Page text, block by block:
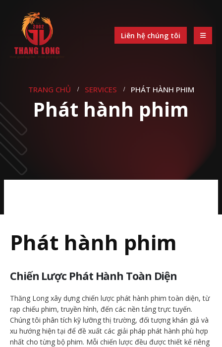
Liên hệ chúng tôi
TRANG CHỦ SERVICES PHÁT HÀNH PHIM
Phát hành phim
Phát hành phim
Chiến Lược Phát Hành Toàn Diện
Thăng Long xây dựng chiến lược phát hành phim toàn diện, từ
rạp chiếu phim, truyền hình, đến các nền tảng trực tuyến.
Chúng tôi phân tích kỹ lưỡng thị trường, đối tượng khán giả và
xu hướng hiện tại để đề xuất các giải pháp phát hành phù hợp
nhất cho từng bộ phim. Mỗi chiến lược đều được thiết kế riêng